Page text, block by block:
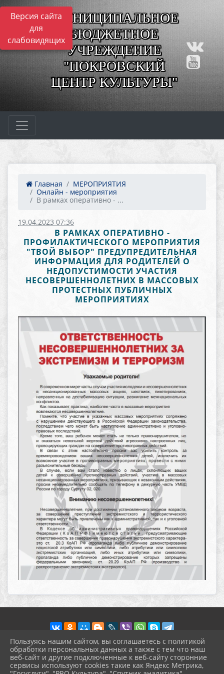
Версия сайта
для
слабовидящих
МУНИЦИПАЛЬНОЕ
БЮДЖЕТНОЕ
УЧРЕЖДЕНИЕ
"ПОКРОВСКИЙ
ЦЕНТР КУЛЬТУРЫ"
Главная
МЕРОПРИЯТИЯ
Онлайн - мероприятия
В рамках оперативно - ...
19.04.2023 07:36
В РАМКАХ ОПЕРАТИВНО -
ПРОФИЛАКТИЧЕСКОГО МЕРОПРИЯТИЯ
"ТВОЙ ВЫБОР" ПРЕДУПРЕДИТЕЛЬНАЯ
ИНФОРМАЦИЯ ДЛЯ РОДИТЕЛЕЙ О
НЕДОПУСТИМОСТИ УЧАСТИЯ
НЕСОВЕРШЕННОЛЕТНИХ В МАССОВЫХ
ПРОТЕСТНЫХ ПУБЛИЧНЫХ
МЕРОПРИЯТИЯХ
2026 г. pokrov-ck.ru
Вход
Пользуясь нашим сайтом, вы соглашаетесь с политикой
обработки персональных данных а также с тем что наш
веб-сайт и другие подключенные к веб-сайту сторонние
сервисы используют cookies такие как Яндекс Метрика,